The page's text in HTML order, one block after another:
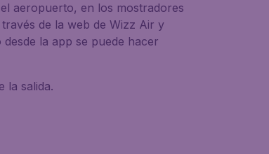
aeropuerto, en los mostradores
de la web de Wizz Air y
la app se puede hacer
la salida.